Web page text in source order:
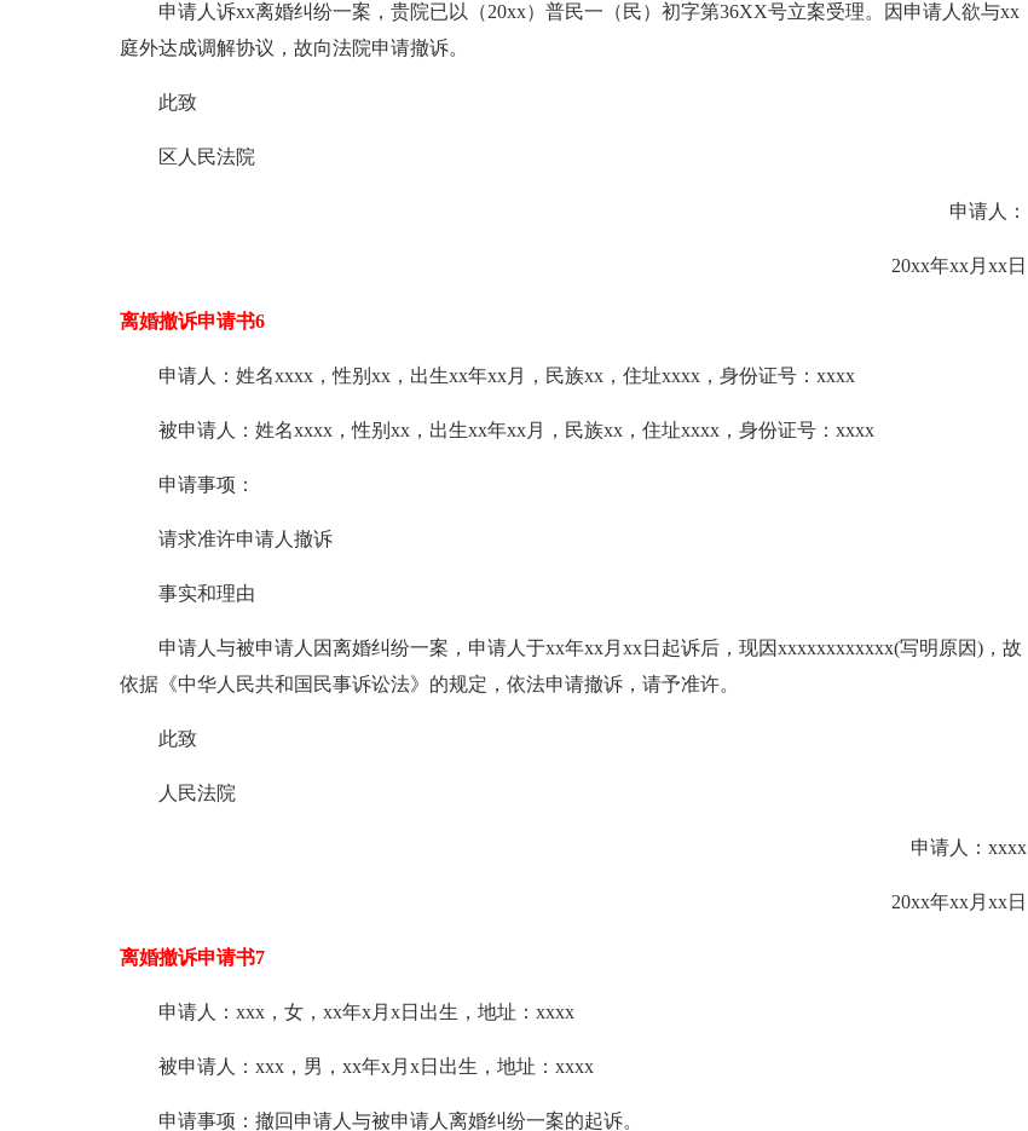
申请人诉xx离婚纠纷一案，贵院已以（20xx）普民一（民）初字第36XX号立案受理。因申请人欲与xx
庭外达成调解协议，故向法院申请撤诉。
此致
区人民法院
申请人：
20xx年xx月xx日
离婚撤诉申请书6
申请人：姓名xxxx，性别xx，出生xx年xx月，民族xx，住址xxxx，身份证号：xxxx
被申请人：姓名xxxx，性别xx，出生xx年xx月，民族xx，住址xxxx，身份证号：xxxx
申请事项：
请求准许申请人撤诉
事实和理由
申请人与被申请人因离婚纠纷一案，申请人于xx年xx月xx日起诉后，现因xxxxxxxxxxxx(写明原因)，故
依据《中华人民共和国民事诉讼法》的规定，依法申请撤诉，请予准许。
此致
人民法院
申请人：xxxx
20xx年xx月xx日
离婚撤诉申请书7
申请人：xxx，女，xx年x月x日出生，地址：xxxx
被申请人：xxx，男，xx年x月x日出生，地址：xxxx
申请事项：撤回申请人与被申请人离婚纠纷一案的起诉。